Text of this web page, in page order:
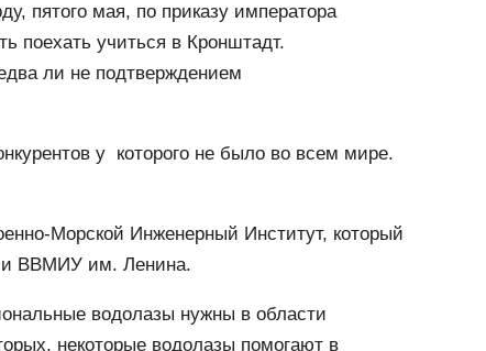
пятого мая, по приказу императора
поехать учиться в Кронштадт.
ли не подтверждением
у которого не было во всем мире.
Морской Инженерный Институт, который
и ВВМИУ им. Ленина.
водолазы нужны в области
некоторые водолазы помогают в